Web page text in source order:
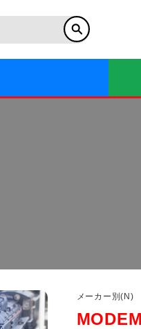
メーカー別(N)